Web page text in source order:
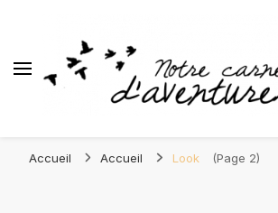
d'Aventures
Accueil Accueil Look (Page 2)